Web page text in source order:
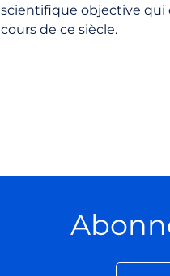
scientifique objective qui
cours de ce siècle.